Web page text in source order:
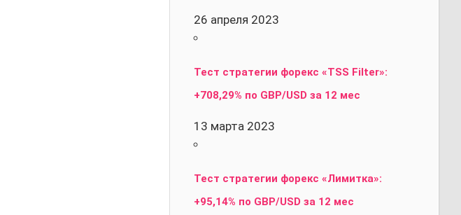
26 апреля 2023
Тест стратегии форекс «TSS Filter»:
+708,29% по GBP/USD за 12 мес
13 марта 2023
Тест стратегии форекс «Лимитка»:
+95,14% по GBP/USD за 12 мес